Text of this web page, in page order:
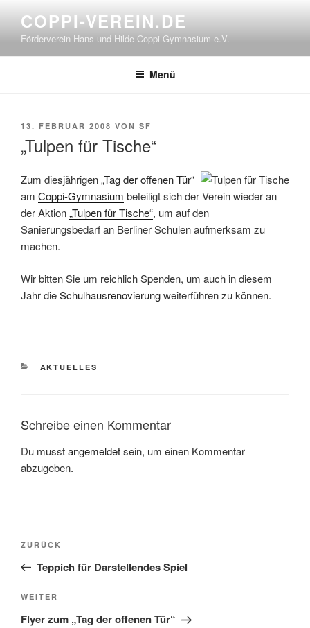
Inhalt
springen
COPPI-VEREIN.DE
Förderverein Hans und Hilde Coppi Gymnasium e.V.
Menü
VERÖFFENTLICHT
13. FEBRUAR 2008 VON SF
„Tulpen für Tische“
Zum diesjährigen„Tag der offenen Tür“
am Coppi-Gymnasium beteiligt sich der Verein wieder an
der Aktion„Tulpen für Tische“, um auf den
Sanierungsbedarf an Berliner Schulen aufmerksam zu
machen.
Wir bitten Sie um reichlich Spenden, um auch in diesem
Jahr dieSchulhausrenovierungweiterführen zu können.
KATEGORIEN
AKTUELLES
Schreibe einen Kommentar
Du musstangemeldetsein, um einen Kommentar
abzugeben.
Beitragsnavigation
Vorheriger
Beitrag
ZURÜCK
Teppich für Darstellendes Spiel
Nächster
Beitrag
WEITER
Flyer zum „Tag der offenen Tür“